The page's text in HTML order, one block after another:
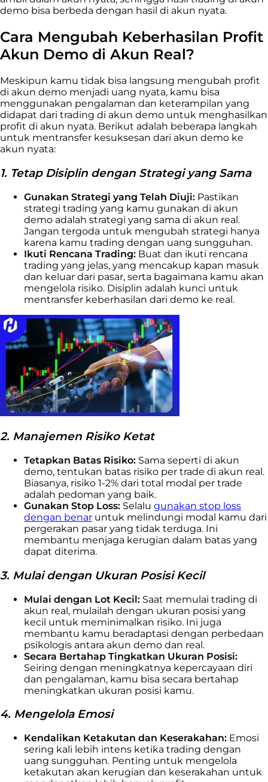
demo bisa berbeda dengan hasil di akun nyata.
Cara Mengubah Keberhasilan Profit
Akun Demo di Akun Real?
Meskipun kamu tidak bisa langsung mengubah profit
di akun demo menjadi uang nyata, kamu bisa
menggunakan pengalaman dan keterampilan yang
didapat dari trading di akun demo untuk menghasilkan
profit di akun nyata. Berikut adalah beberapa langkah
untuk mentransfer kesuksesan dari akun demo ke
akun nyata:
1. Tetap Disiplin dengan Strategi yang Sama
Gunakan Strategi yang Telah Diuji: Pastikan
strategi trading yang kamu gunakan di akun
demo adalah strategi yang sama di akun real.
Jangan tergoda untuk mengubah strategi hanya
karena kamu trading dengan uang sungguhan.
Ikuti Rencana Trading: Buat dan ikuti rencana
trading yang jelas, yang mencakup kapan masuk
dan keluar dari pasar, serta bagaimana kamu akan
mengelola risiko. Disiplin adalah kunci untuk
mentransfer keberhasilan dari demo ke real.
2. Manajemen Risiko Ketat
Tetapkan Batas Risiko: Sama seperti di akun
demo, tentukan batas risiko per trade di akun real.
Biasanya, risiko 1-2% dari total modal per trade
adalah pedoman yang baik.
Gunakan Stop Loss: Selalu gunakan stop loss
dengan benar untuk melindungi modal kamu dari
pergerakan pasar yang tidak terduga. Ini
membantu menjaga kerugian dalam batas yang
dapat diterima.
3. Mulai dengan Ukuran Posisi Kecil
Mulai dengan Lot Kecil: Saat memulai trading di
akun real, mulailah dengan ukuran posisi yang
kecil untuk meminimalkan risiko. Ini juga
membantu kamu beradaptasi dengan perbedaan
psikologis antara akun demo dan real.
Secara Bertahap Tingkatkan Ukuran Posisi:
Seiring dengan meningkatnya kepercayaan diri
dan pengalaman, kamu bisa secara bertahap
meningkatkan ukuran posisi kamu.
4. Mengelola Emosi
Kendalikan Ketakutan dan Keserakahan: Emosi
sering kali lebih intens ketika trading dengan
uang sungguhan. Penting untuk mengelola
ketakutan akan kerugian dan keserakahan untuk